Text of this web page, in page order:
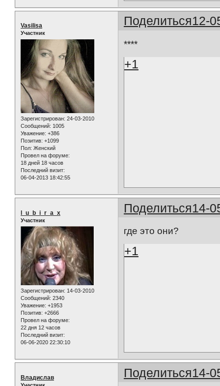
Поделиться12-
Vasilisa
Участник
Зарегистрирован: 24-03-2010
Сообщений: 1005
Уважение: +386
Позитив: +1099
Пол: Женский
Провел на форуме:
18 дней 18 часов
Последний визит:
06-04-2013 18:42:55
****
+1
Поделиться14-
l_u_b_i_r_a_x
Участник
Зарегистрирован: 14-03-2010
Сообщений: 2340
Уважение: +1953
Позитив: +2666
Провел на форуме:
22 дня 12 часов
Последний визит:
06-06-2020 22:30:10
где это они?
+1
Поделиться14-
Владислав